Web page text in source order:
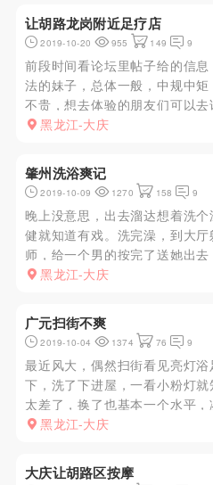
了第一个果然很遗...
让胡路龙岗附近足疗店
2019-10-20 955 149 9
前段时间看论坛里帖子给的信
法的妹子，总体一般，中规中
不贵，想去体验的朋友们可以去
黑龙江-大庆
肇州洗浴爽记
2019-10-09 1270 158 9
晚上没意思，出去溜达想着洗
健就知道有戏。洗完澡，到大
师，给一个男的按完了送她出
爱，就想着一会就叫他了。等到
进入正题，然后去楼上包间...
黑龙江-大庆
广元扫街不爽
2019-10-04 1374 76 9
最近风大，偶然扫街看见亮灯
下，洗了下进屋，一看小粉灯就
太差了，换了也基本一个水平
他请假，介绍下价格，简单按了
黑龙江-大庆
大庆让胡路区按摩